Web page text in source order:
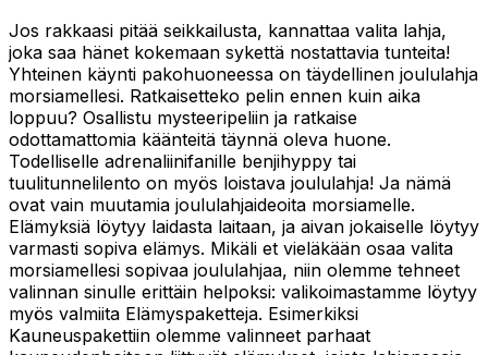
Jos rakkaasi pitää seikkailusta, kannattaa valita lahja,
joka saa hänet kokemaan sykettä nostattavia tunteita!
Yhteinen käynti pakohuoneessa on täydellinen joululahja
morsiamellesi. Ratkaisetteko pelin ennen kuin aika
loppuu? Osallistu mysteeripeliin ja ratkaise
odottamattomia käänteitä täynnä oleva huone.
Todelliselle adrenaliinifanille benjihyppy tai
tuulitunnelilento on myös loistava joululahja! Ja nämä
ovat vain muutamia joululahjaideoita morsiamelle.
Elämyksiä löytyy laidasta laitaan, ja aivan jokaiselle löytyy
varmasti sopiva elämys. Mikäli et vieläkään osaa valita
morsiamellesi sopivaa joululahjaa, niin olemme tehneet
valinnan sinulle erittäin helpoksi: valikoimastamme löytyy
myös valmiita Elämyspaketteja. Esimerkiksi
Kauneuspakettiin olemme valinneet parhaat